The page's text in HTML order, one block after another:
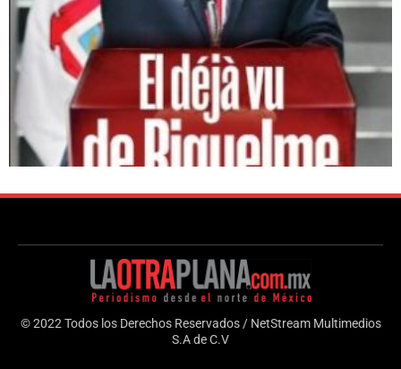
© 2022 Todos los Derechos Reservados / NetStream Multimedios
S.A de C.V